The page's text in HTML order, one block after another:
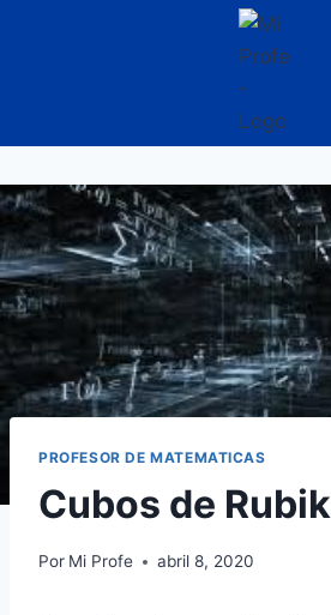
PROFESOR DE MATEMATICAS
Cubos de Rubik
Por Mi Profe abril 8, 2020